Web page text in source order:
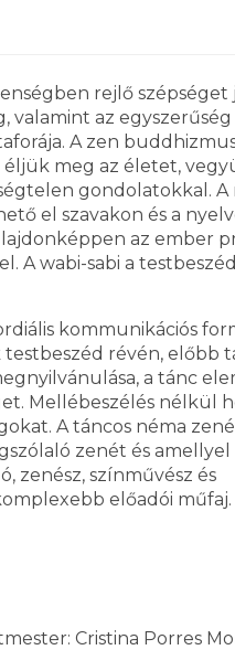
rejlő szépséget
valamint az
A zen
meg az életet,
gondolatokkal. A
el szavakon és a
az ember
A wabi-sabi a
kommunikációs
révén, előbb
a tánc
Mellébeszélés nélkül
A táncos néma
zenét és amellyel
zenész, színművész és
előadói műfaj.
Cristina Porres